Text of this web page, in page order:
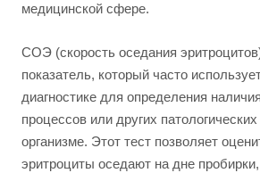
медицинской сфере.
СОЭ (скорость оседания
показатель, который часто
диагностике для определения
процессов или других
организме. Этот тест позволяет
эритроциты оседают на дне